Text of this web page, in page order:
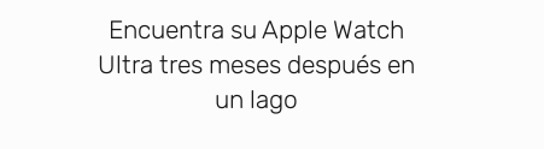
Encuentra su Apple Watch
Ultra tres meses después en
un lago